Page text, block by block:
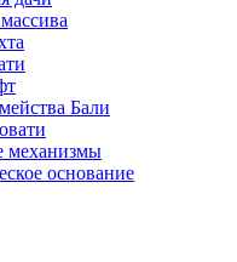
Бали
механизмы
основание